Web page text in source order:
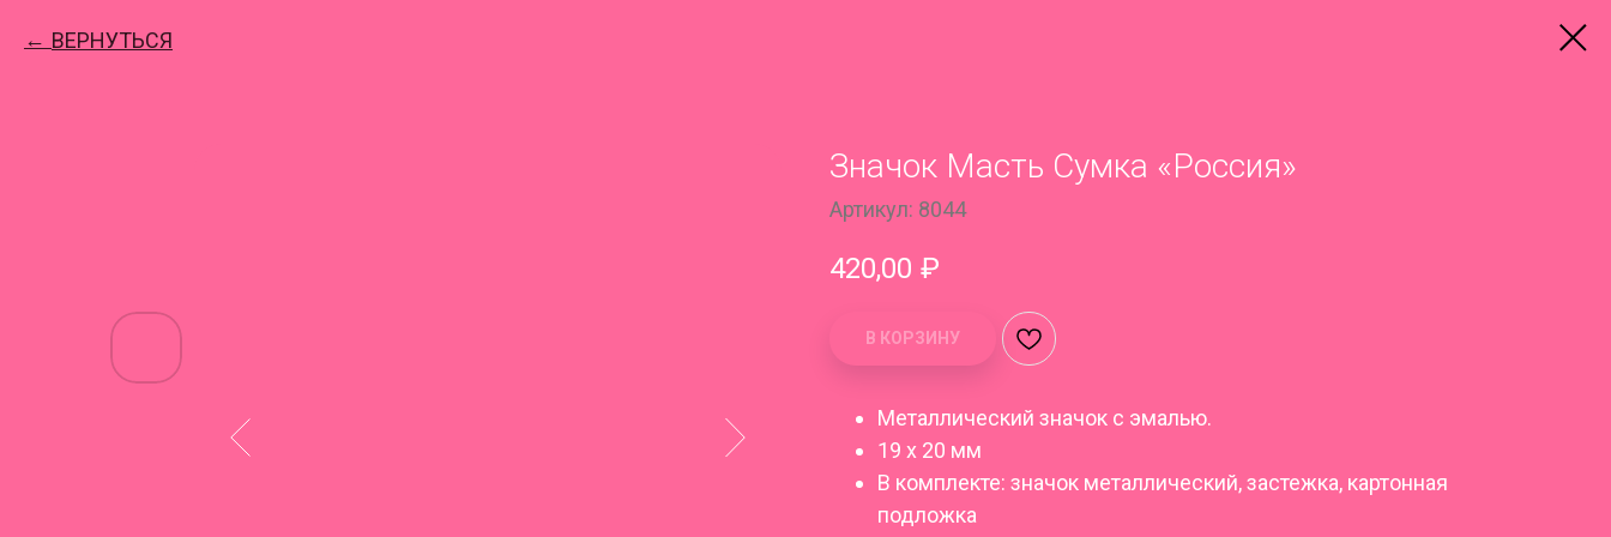
ВЕРНУТЬСЯ
Значок Масть Сумка «Россия»
Артикул: 8044
420,00 ₽
В КОРЗИНУ
Металлический значок с эмалью.
19 x 20 мм
В комплекте: значок металлический, застежка, картонная
подложка